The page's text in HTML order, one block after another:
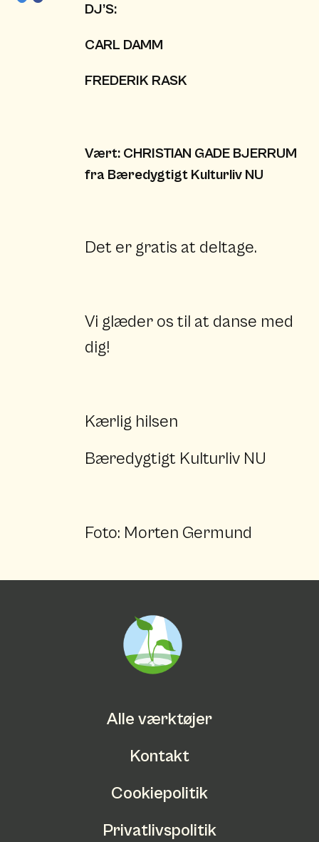
DJ’S:
CARL DAMM
FREDERIK RASK
Vært: CHRISTIAN GADE BJERRUM
fra Bæredygtigt Kulturliv NU
Det er gratis at deltage.
Vi glæder os til at danse med
dig!
Kærlig hilsen
Bæredygtigt Kulturliv NU
Foto: Morten Germund
Alle værktøjer
Kontakt
Cookiepolitik
Privatlivspolitik